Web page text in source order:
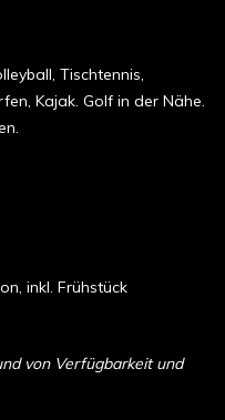
Tischtennis,
Kajak. Golf in der Nähe.
inkl. Frühstück
von Verfügbarkeit und